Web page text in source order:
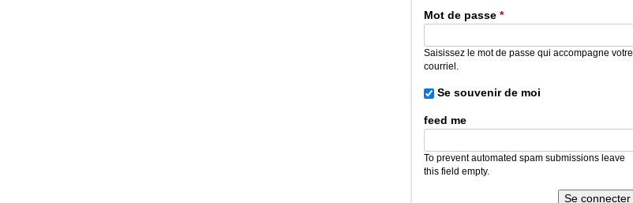
Mot de passe *
Saisissez le mot de passe qui accompagne votre
courriel.
Se souvenir de moi
feed me
To prevent automated spam submissions leave
this field empty.